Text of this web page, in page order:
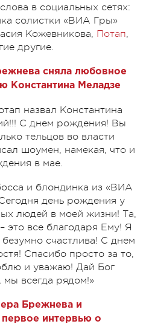
в социальных сетях:
солистки «ВИА Гры»
Кожевникова, Потап,
другие.
сняла любовное
Константина Меладзе
назвал Константина
С днем рождения! Вы
тельцов во власти
шоумен, намекая, что и
в мае.
и блондинка из «ВИА
день рождения у
людей в моей жизни! Та,
это все благодаря Ему! Я
счастлива! С днем
Спасибо просто за то,
и уважаю! Дай Бог
мы всегда рядом!»
Брежнева и
первое интервью о